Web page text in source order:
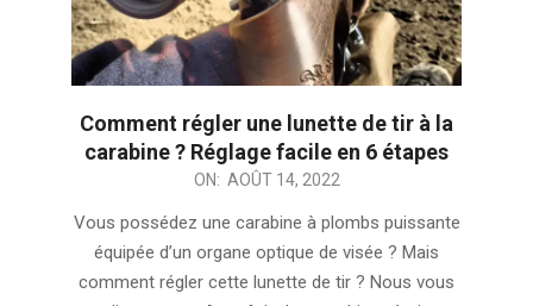
Comment régler une lunette de tir à la
carabine ? Réglage facile en 6 étapes
ON: AOÛT 14, 2022
Vous possédez une carabine à plombs puissante
équipée d’un organe optique de visée ? Mais
comment régler cette lunette de tir ? Nous vous